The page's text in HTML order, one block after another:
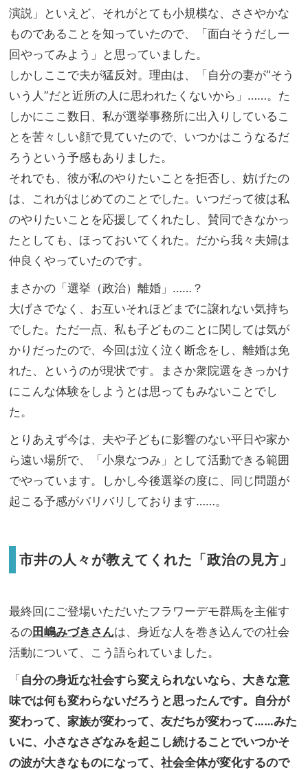
演説」といえど、それがとても小規模な、ささやかな
ものであることを知っていたので、「面白そうだし一
回やってみよう」と思っていました。
しかしここで夫が猛反対。理由は、「自分の妻が“そう
いう人”だと近所の人に思われたくないから」……。た
しかにここ数日、私が選挙事務所に出入りしているこ
とを苦々しい顔で見ていたので、いつかはこうなるだ
ろうという予感もありました。
それでも、彼が私のやりたいことを拒否し、妨げたの
は、これがはじめてのことでした。いつだって彼は私
のやりたいことを応援してくれたし、賛同できなかっ
たとしても、ほっておいてくれた。だから我々夫婦は
仲良くやっていたのです。
まさかの「選挙（政治）離婚」……？
大げさでなく、お互いそれほどまでに譲れない気持ち
でした。ただ一点、私も子どものことに関しては気が
かりだったので、今回は泣く泣く断念をし、離婚は免
れた、というのが現状です。まさか衆院選をきっかけ
にこんな体験をしようとは思ってもみないことでし
た。
とりあえず今は、夫や子どもに影響のない平日や家か
ら遠い場所で、「小泉なつみ」として活動できる範囲
でやっています。しかし今後選挙の度に、同じ問題が
起こる予感がバリバリしております……。
市井の人々が教えてくれた「政治の見方」
最終回にご登場いただいたフラワーデモ群馬を主催す
るの田嶋みづきさんは、身近な人を巻き込んでの社会
活動について、こう語られていました。
「自分の身近な社会すら変えられないなら、大きな意
味では何も変わらないだろうと思ったんです。自分が
変わって、家族が変わって、友だちが変わって……みた
いに、小さなさざなみを起こし続けることでいつかそ
の波が大きなものになって、社会全体が変化するので